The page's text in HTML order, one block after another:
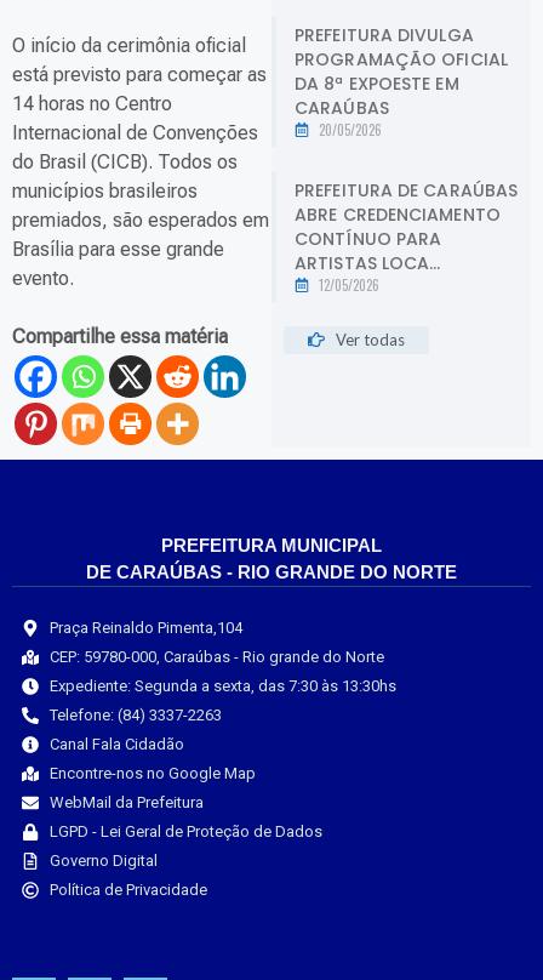
O início da cerimônia oficial
está previsto para começar as
14 horas no Centro
Internacional de Convenções
do Brasil (CICB). Todos os
municípios brasileiros
premiados, são esperados em
Brasília para esse grande
evento.
Compartilhe essa matéria
PREFEITURA DIVULGA
PROGRAMAÇÃO OFICIAL
DA 8ª EXPOESTE EM
CARAÚBAS
20/05/2026
PREFEITURA DE CARAÚBAS
ABRE CREDENCIAMENTO
CONTÍNUO PARA
ARTISTAS LOCA...
12/05/2026
Ver todas
PREFEITURA MUNICIPAL
DE CARAÚBAS - RIO GRANDE DO NORTE
Praça Reinaldo Pimenta,104
CEP: 59780-000, Caraúbas - Rio grande do Norte
Expediente: Segunda a sexta, das 7:30 às 13:30hs
Telefone: (84) 3337-2263
Canal Fala Cidadão
Encontre-nos no Google Map
WebMail da Prefeitura
LGPD - Lei Geral de Proteção de Dados
Governo Digital
Política de Privacidade